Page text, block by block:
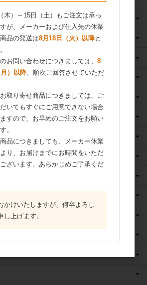
木）～15日（土）もご注文は承っ
が、メーカーおよび仕入先の休業
品の発送は8月18日（火）以降と
お問い合わせにつきましては、 8
）以降、順次ご回答させていただ
取り寄せ商品につきましては、ご
いてもすぐにご用意できない場合
すので、お早めのご注文をお願い
。
品につきましても、メーカー休業
り、お届けまでにお時間をいただ
ざいます。あらかじめご了承くだ
かけいたしますが、何卒よろし
し上げます。